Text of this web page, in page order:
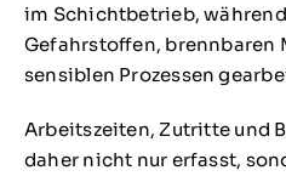
im Schichtbetrieb,
Gefahrstoffen, brennbaren
sensiblen Prozessen
Arbeitszeiten, Zutritte und
daher nicht nur erfasst,